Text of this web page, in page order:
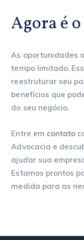
Agora é
As oportunidades
tempo limitado.
reestruturar seu
benefícios que
do seu negócio.
Entre em contato
Advocacia e
ajudar sua
Estamos prontos
medida para as